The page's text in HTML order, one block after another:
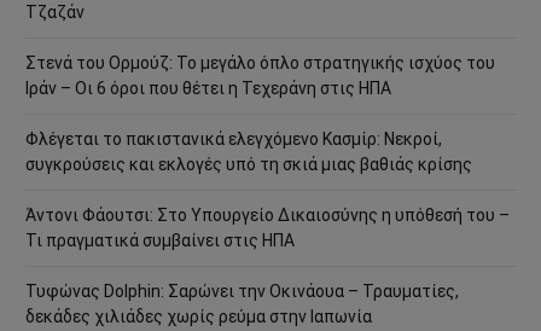
Τζαζάν
Στενά του Ορμούζ: Το μεγάλο όπλο στρατηγικής ισχύος του
Ιράν – Οι 6 όροι που θέτει η Τεχεράνη στις ΗΠΑ
Φλέγεται το πακιστανικά ελεγχόμενο Κασμίρ: Νεκροί,
συγκρούσεις και εκλογές υπό τη σκιά μιας βαθιάς κρίσης
Άντονι Φάουτσι: Στο Υπουργείο Δικαιοσύνης η υπόθεσή του –
Τι πραγματικά συμβαίνει στις ΗΠΑ
Τυφώνας Dolphin: Σαρώνει την Οκινάουα – Τραυματίες,
δεκάδες χιλιάδες χωρίς ρεύμα στην Ιαπωνία